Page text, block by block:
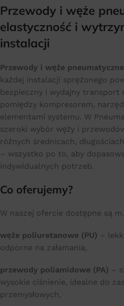
Przewody i węże
elastyczność i
instalacji
Przewody i węże pneumatyczne
każdej instalacji sprężonego
bezpieczny i wydajny transport
pomiędzy kompresorem,
elementami systemu. W
szeroki wybór węży i
różnych średnicach,
– wszystko po to, aby
indywidualnych potrzeb.
Co oferujemy?
W naszej ofercie dostępne są
węże poliuretanowe (PU) –
odporne na załamania,
przewody poliamidowe (PA) –
wysokie ciśnienie, idealne do
przemysłowych,